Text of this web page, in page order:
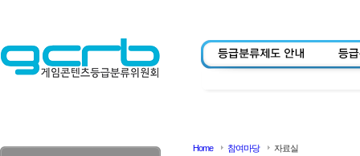
Home 참여마당 자료실